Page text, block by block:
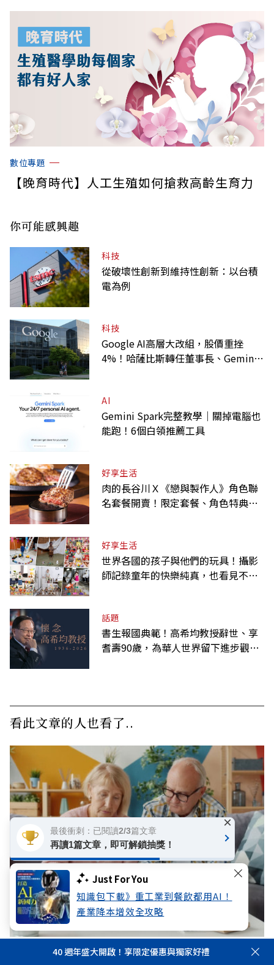
Just For You
知識包下載》重工業到餐飲都用AI！
產業降本增效全攻略
數位專題
【晚育時代】人工生殖如何搶救高齡生育力
你可能感興趣
科技
從破壞性創新到維持性創新：以台積
電為例
科技
Google AI高層大改組，股價重挫
4%！哈薩比斯轉任董事長、Gemini
AI
Gemini Spark完整教學｜關掉電腦也
能跑！6個白領推薦工具
好享生活
肉的長谷川Ｘ《戀與製作人》角色聯
名套餐開賣！限定套餐、角色特典、
好享生活
世界各國的孩子與他們的玩具！攝影
師記錄童年的快樂純真，也看見不同
話題
書生報國典範！高希均教授辭世、享
耆壽90歲，為華人世界留下進步觀念
看此文章的人也看了..
退休金計算有公式：你需要準備多少，才能安心度
40 週年盛大開啟！享限定優惠與獨家好禮
最後衝刺：已閱讀2/3篇文章
再讀1篇文章，即可解鎖抽獎！
×